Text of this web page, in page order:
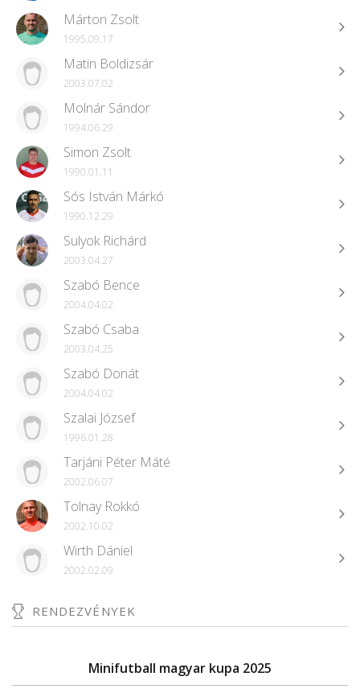
Márton Zsolt
1995.09.17
Matin Boldizsár
2003.07.02
Molnár Sándor
1994.06.29
Simon Zsolt
1990.01.11
Sós István Márkó
1990.12.29
Sulyok Richárd
2003.04.27
Szabó Bence
2004.04.02
Szabó Csaba
2003.04.25
Szabó Donát
2004.04.02
Szalai József
1996.01.28
Tarjáni Péter Máté
2002.06.07
Tolnay Rokkó
2002.10.02
Wirth Dániel
2002.02.09
RENDEZVÉNYEK
Minifutball magyar kupa 2025